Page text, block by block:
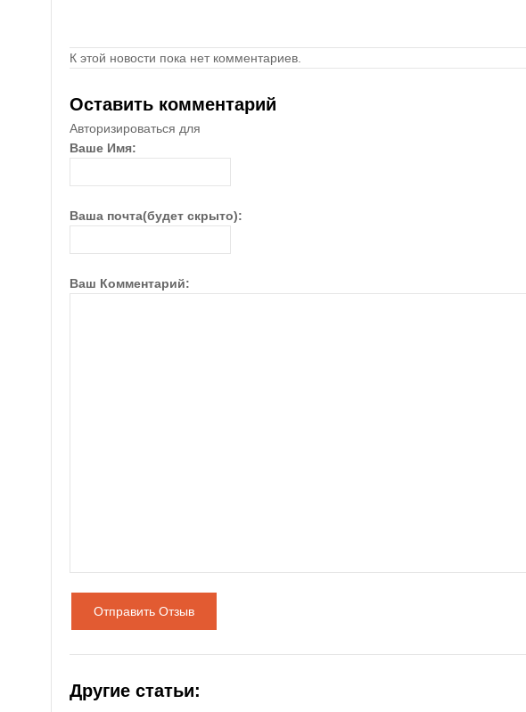
К этой новости пока нет комментариев.
Оставить комментарий
Авторизироваться для
Ваше Имя:
Ваша почта(будет скрыто):
Ваш Комментарий:
Отправить Отзыв
Другие статьи: